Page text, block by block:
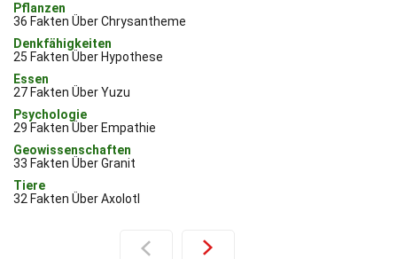
Pflanzen
36 Fakten Über Chrysantheme
Denkfähigkeiten
25 Fakten Über Hypothese
Essen
27 Fakten Über Yuzu
Psychologie
29 Fakten Über Empathie
Geowissenschaften
33 Fakten Über Granit
Tiere
32 Fakten Über Axolotl